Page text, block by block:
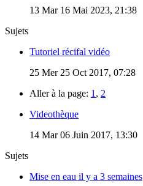
13 Mar 16 Mai 2023, 21:38
Sujets
Tutoriel récifal vidéo
25 Mer 25 Oct 2017, 07:28
Aller à la page: 1 , 2
Videothèque
14 Mar 06 Juin 2017, 13:30
Sujets
Mise en eau il y a 3 semaines